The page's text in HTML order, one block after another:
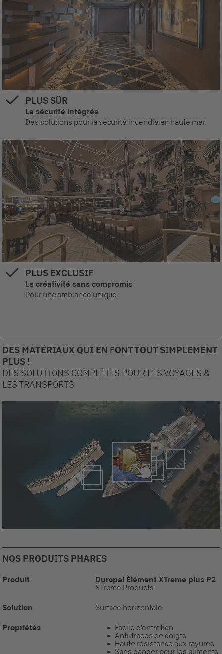
PLUS SÛR
La sécurité intégrée
Des solutions pour la sécurité incendie en haute mer.
PLUS EXCLUSIF
La créativité sans compromis
Pour une ambiance unique.
DES MATÉRIAUX QUI EN FONT TOUT SIMPLEMENT
PLUS !
DES SOLUTIONS COMPLÈTES POUR LES VOYAGES &
LES TRANSPORTS
NOS PRODUITS PHARES
Produit Duropal Élément XTreme plus P2
XTreme Products
Solution Surface horizontale
Propriétés
Facile d'entretien
Anti-traces de doigts
Haute résistance aux rayures
Sans danger pour les aliments